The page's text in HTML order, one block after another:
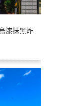
漆抹黑炸